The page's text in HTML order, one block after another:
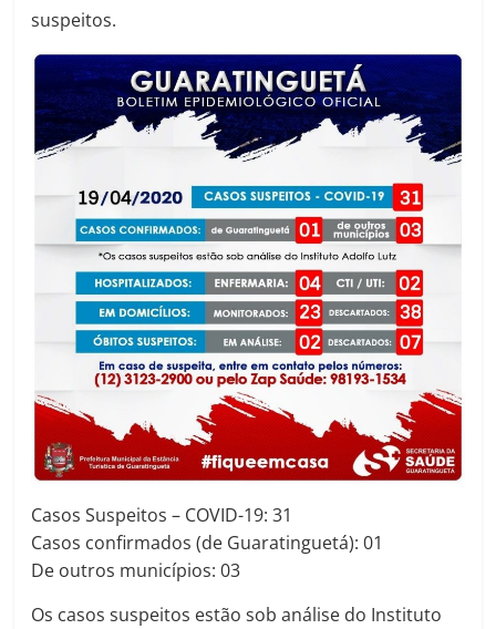
suspeitos.
Casos Suspeitos – COVID-19: 31
Casos confirmados (de Guaratinguetá): 01
De outros municípios: 03
Os casos suspeitos estão sob análise do Instituto